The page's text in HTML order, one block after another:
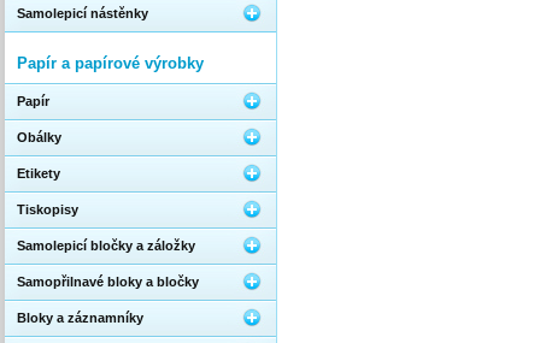
Samolepicí nástěnky
Papír a papírové výrobky
Papír
Obálky
Etikety
Tiskopisy
Samolepicí bločky a záložky
Samopřilnavé bloky a bločky
Bloky a záznamníky